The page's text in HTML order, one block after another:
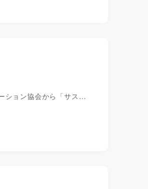
ション協会から「サス…